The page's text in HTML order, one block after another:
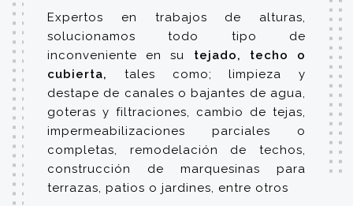
Expertos en trabajos de alturas,
solucionamos todo tipo de
inconveniente en su tejado, techo o
cubierta,
tales como; limpieza y
destape de canales o bajantes de agua,
goteras y filtraciones, cambio de tejas,
impermeabilizaciones parciales o
completas, remodelación de techos,
construcción de marquesinas para
terrazas, patios o jardines, entre otros